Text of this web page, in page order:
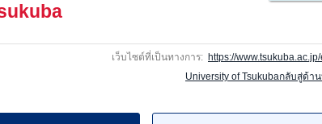
เว็บไซต์ที่เป็นทางการ: https://
University of Tsukubaกลับสู่ด้า